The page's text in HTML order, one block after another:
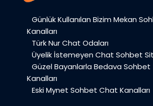
Günlük Kullanılan Bizim Mekan
Kanalları
Türk Nur Chat Odaları
Üyelik İstemeyen Chat Sohbet
Güzel Bayanlarla Bedava Sohbet
Kanalları
Eski Mynet Sohbet Chat Kanalları